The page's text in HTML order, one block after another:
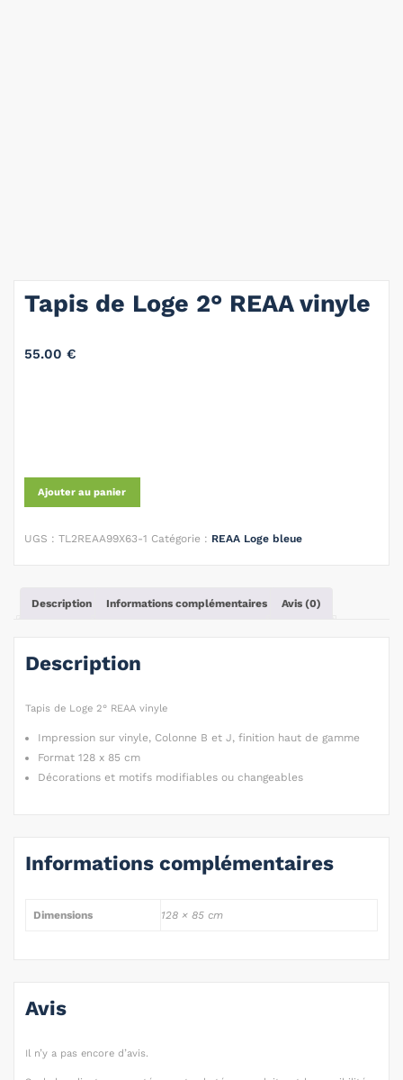
Tapis de Loge 2° REAA vinyle
55.00 €
Ajouter au panier
UGS : TL2REAA99X63-1 Catégorie : REAA Loge bleue
Description Informations complémentaires Avis (0)
Description
Tapis de Loge 2° REAA vinyle
Impression sur vinyle, Colonne B et J, finition haut de gamme
Format 128 x 85 cm
Décorations et motifs modifiables ou changeables
Informations complémentaires
Dimensions 128 × 85 cm
Avis
Il n’y a pas encore d’avis.